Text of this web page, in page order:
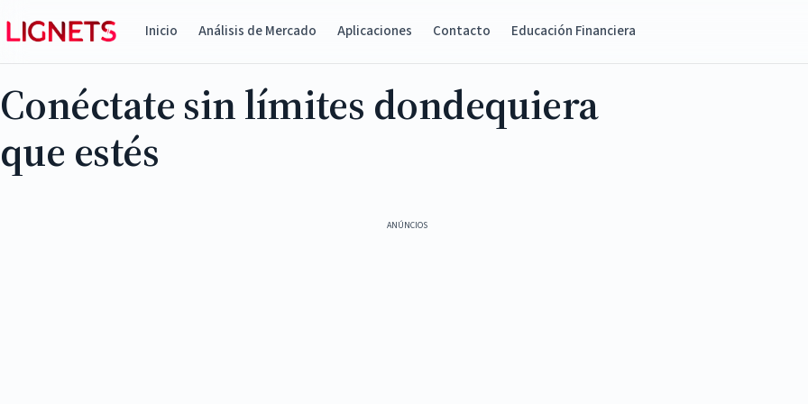
Inicio Análisis de Mercado Aplicaciones Contacto Educación Financiera
Conéctate sin límites dondequiera
que estés
ANÚNCIOS